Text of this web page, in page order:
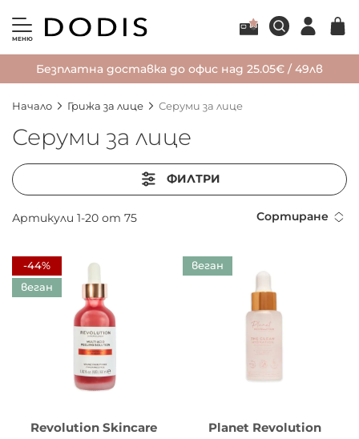
МЕНЮ
Безплатна доставка до офис над 25.05€ / 49лв
Начало Грижа за лице Серуми за лице
Серуми за лице
ФИЛТРИ
Артикули 1-20 от 75 Сортиране
-44%
веган
Revolution Skincare
веган
Planet Revolution